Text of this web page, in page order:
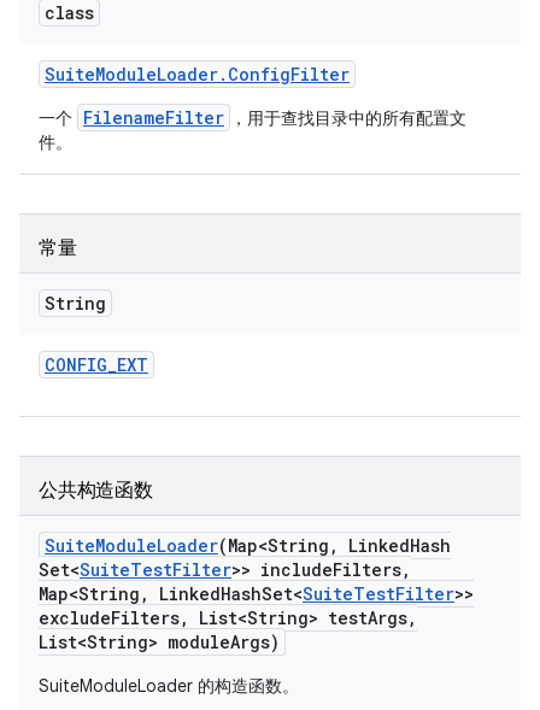
class
SuiteModuleLoader. ConfigFilter
一个 FilenameFilter
，用于查找目录中的所有配置文
件。
常量
String
CONFIG_EXT
公共构造函数
SuiteModuleLoader(Map<String , LinkedHash
Set<SuiteTestFilter>> includeFilters,
Map<String , LinkedHashSet<SuiteTestFilter>>
excludeFilters, List<String> testArgs,
List<String> moduleArgs)
SuiteModuleLoader 的构造函数。